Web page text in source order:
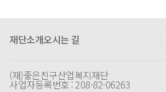
재단소개오시는 길
(재)좋은친구산업복지재단
사업자등록번호 : 208-82-06263